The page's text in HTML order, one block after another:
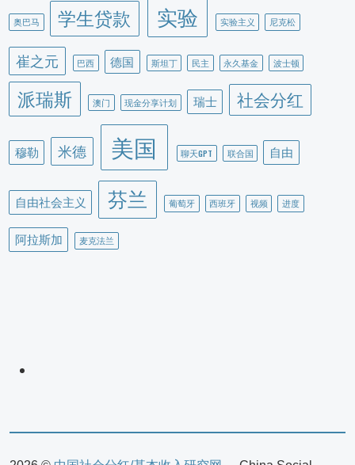
奥巴马 学生贷款 实验 实验主义 尼克松
崔之元 巴西 德国 斯坦丁 民主 永久基金 波士顿
派瑞斯 澳门 现金分享计划 瑞士 社会分红
穆勒 米德 美国 聊天GPT 联合国 自由
自由社会主义 芬兰 葡萄牙 西班牙 视频 进度
阿拉斯加 麦克法兰